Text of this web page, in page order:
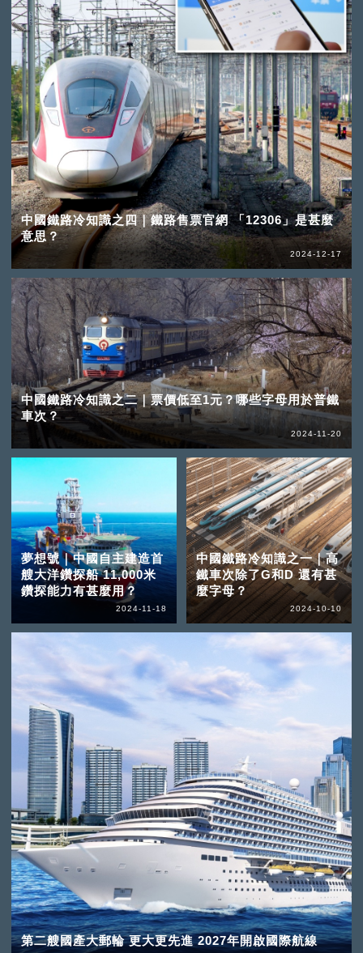
中國鐵路冷知識之四｜鐵路售票官網 「12306」是甚麼
意思？
2024-12-17
中國鐵路冷知識之二｜票價低至1元？哪些字母用於普鐵
車次？
2024-11-20
夢想號｜中國自主建造首
艘大洋鑽探船 11,000米
鑽探能力有甚麼用？
2024-11-18
中國鐵路冷知識之一｜高
鐵車次除了G和D 還有甚
麼字母？
2024-10-10
第二艘國產大郵輪 更大更先進 2027年開啟國際航線